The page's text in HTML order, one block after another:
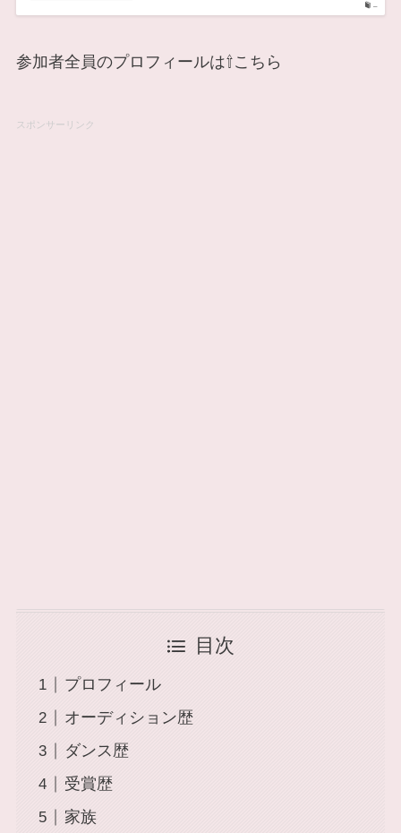
–
参加者全員のプロフィールは⇧こちら
スポンサーリンク
目次
プロフィール
オーディション歴
ダンス歴
受賞歴
家族